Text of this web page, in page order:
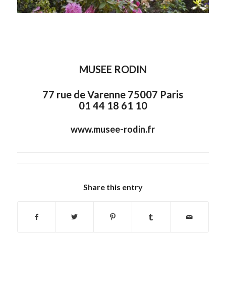
MUSEE RODIN
77 rue de Varenne 75007 Paris
01 44 18 61 10
www.musee-rodin.fr
Share this entry